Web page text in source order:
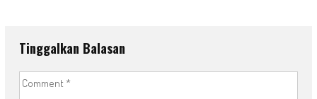
Tinggalkan Balasan